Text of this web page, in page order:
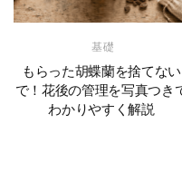
基礎
もらった胡蝶蘭を捨てない
で！花後の管理を写真つき
わかりやすく解説